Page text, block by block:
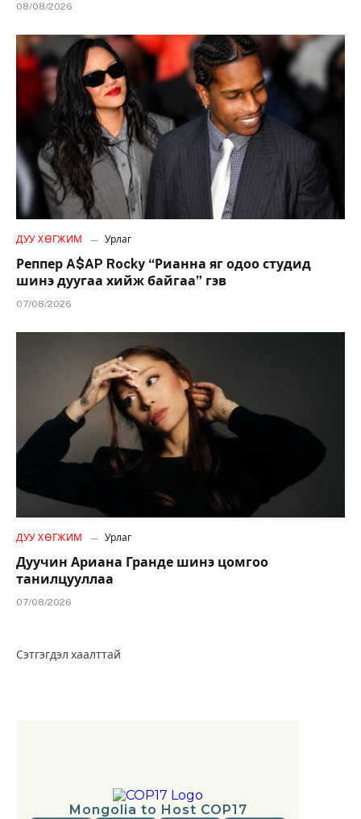
08/08/2026
ДУУ ХӨГЖИМ Урлаг
Реппер A$AP Rocky “Рианна яг одоо студид
шинэ дуугаа хийж байгаа” гэв
07/08/2026
ДУУ ХӨГЖИМ Урлаг
Дуучин Ариана Гранде шинэ цомгоо
танилцууллаа
07/08/2026
Сэтгэгдэл хаалттай